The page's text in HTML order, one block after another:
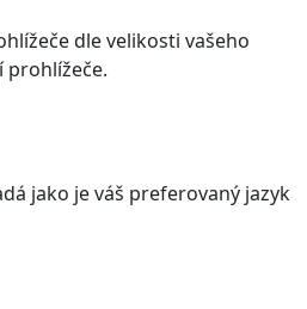
dle velikosti vašeho
prohlížeče.
jako je váš preferovaný jazyk